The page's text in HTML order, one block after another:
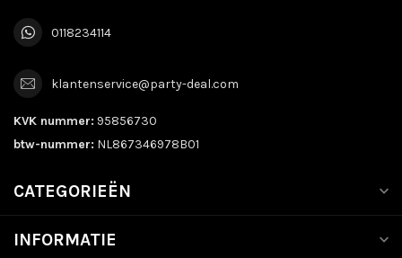
0118234114
klantenservice@party-deal.com
KVK nummer: 95856730
btw-nummer: NL867346978B01
CATEGORIEËN
INFORMATIE